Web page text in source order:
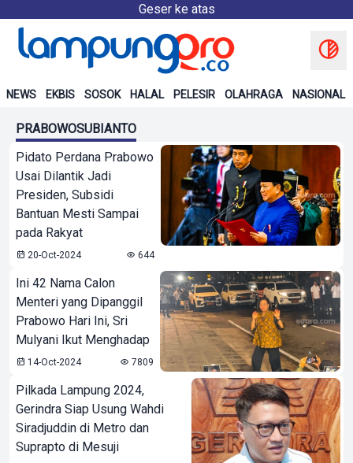
Geser ke atas
NEWS EKBIS SOSOK HALAL PELESIR OLAHRAGA NASIONAL
PRABOWOSUBIANTO
Pidato Perdana Prabowo
Usai Dilantik Jadi
Presiden, Subsidi
Bantuan Mesti Sampai
pada Rakyat
20-Oct-2024 644
Ini 42 Nama Calon
Menteri yang Dipanggil
Prabowo Hari Ini, Sri
Mulyani Ikut Menghadap
14-Oct-2024 7809
Pilkada Lampung 2024,
Gerindra Siap Usung Wahdi
Siradjuddin di Metro dan
Suprapto di Mesuji